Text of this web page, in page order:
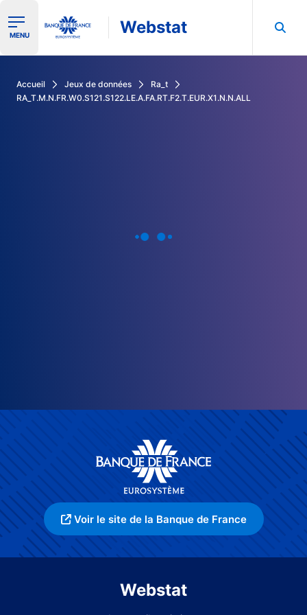
Ouvrir le menu de navigation
MENU Webstat
Accueil Jeux de données
Ra_t
RA_T.M.N.FR.W0.S121.S122.LE.A.FA.RT.F2.T.EUR.X1.N.N.ALL
Voir le site de la Banque de France
Webstat